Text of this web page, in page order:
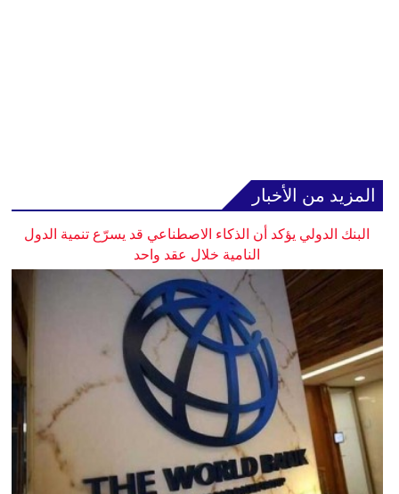
المزيد من الأخبار
البنك الدولي يؤكد أن الذكاء الاصطناعي قد يسرّع تنمية الدول
النامية خلال عقد واحد